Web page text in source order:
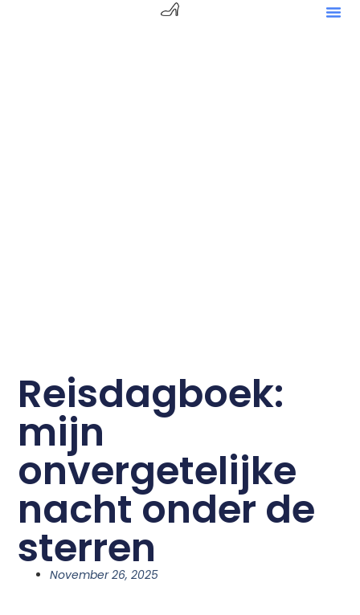
Reisdagboek:
mijn
onvergetelijke
nacht onder de
sterren
November 26, 2025